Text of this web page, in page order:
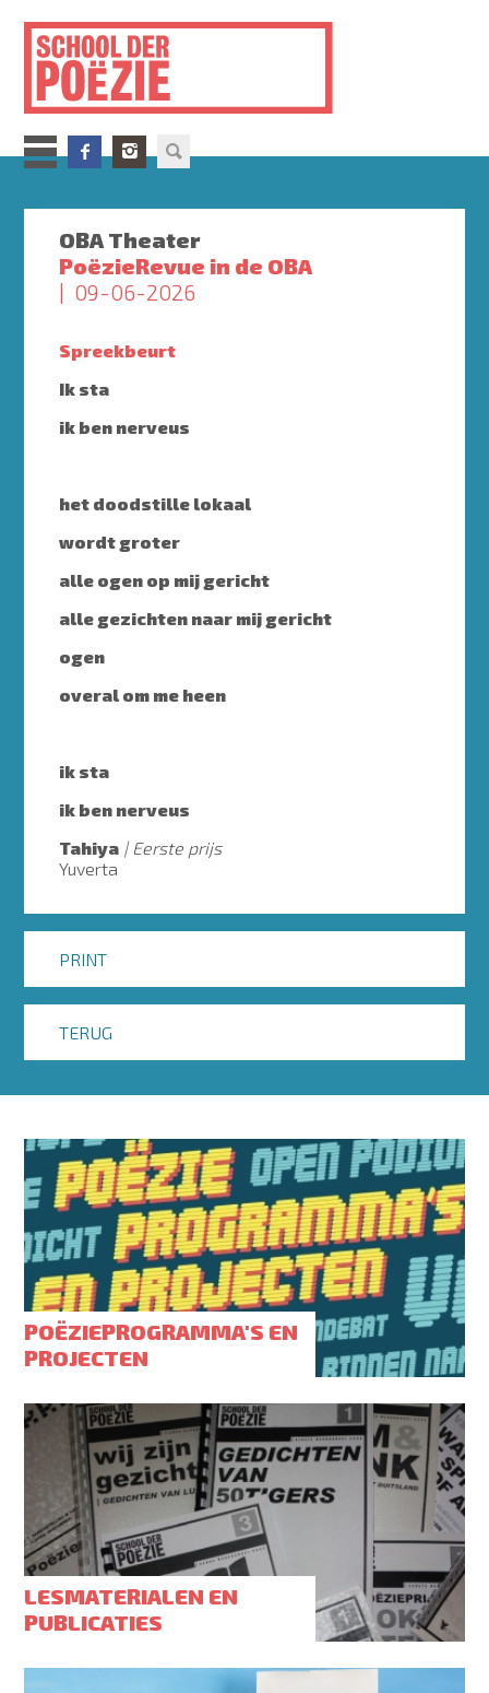
inhoud
gaan
OBA Theater
PoëzieRevue in de OBA
09-06-2026
Spreekbeurt
Ik sta
ik ben nerveus
het doodstille lokaal
wordt groter
alle ogen op mij gericht
alle gezichten naar mij gericht
ogen
overal om me heen
ik sta
ik ben nerveus
Tahiya
Eerste prijs
Yuverta
PRINT
TERUG
POËZIEPROGRAMMA'S EN
PROJECTEN
LESMATERIALEN EN
PUBLICATIES